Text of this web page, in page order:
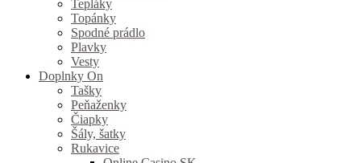
Tepláky
Topánky
Spodné prádlo
Plavky
Vesty
Doplnky On
Tašky
Peňaženky
Čiapky
Šály, šatky
Rukavice